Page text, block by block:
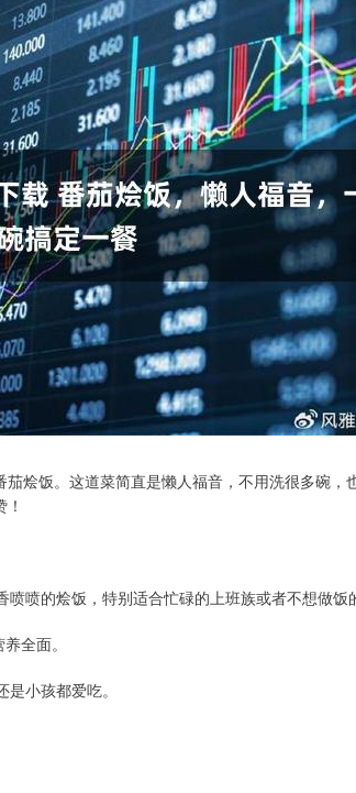
烩饭。这道菜简直是懒人福音，不用洗很多碗，
喷的烩饭，特别适合忙碌的上班族或者不想做饭
全面。
小孩都爱吃。
-0.24% 沪深300 4651.31